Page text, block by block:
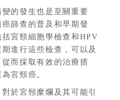
的發生也是至關重要
篩查的普及和早期發
宮頸細胞學檢查和HPV
進行這些檢查，可以及
而採取有效的治療措
宮頸癌。
於宮頸糜爛及其可能引